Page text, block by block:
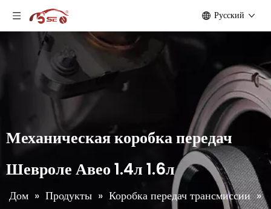
Pусский
Механическая коробка передач
Шевроле Авео 1.4л 1.6л
Дом » Продукты » Коробка передач трансмиссии »